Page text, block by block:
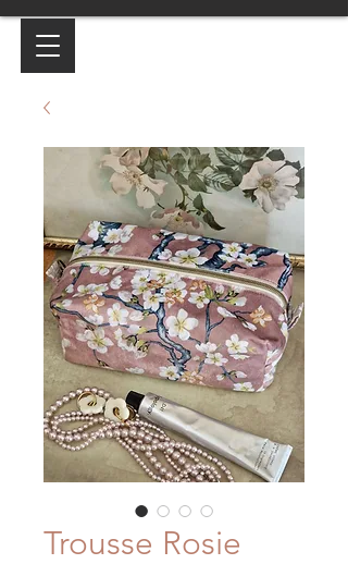
Trousse Rosie